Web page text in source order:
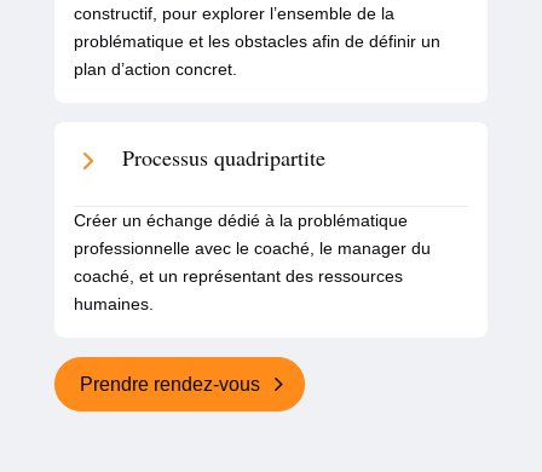
constructif, pour explorer l’ensemble de la
problématique et les obstacles afin de définir un
plan d’action concret.
Processus quadripartite
Créer un échange dédié à la problématique
professionnelle avec le coaché, le manager du
coaché, et un représentant des ressources
humaines.
Prendre rendez-vous